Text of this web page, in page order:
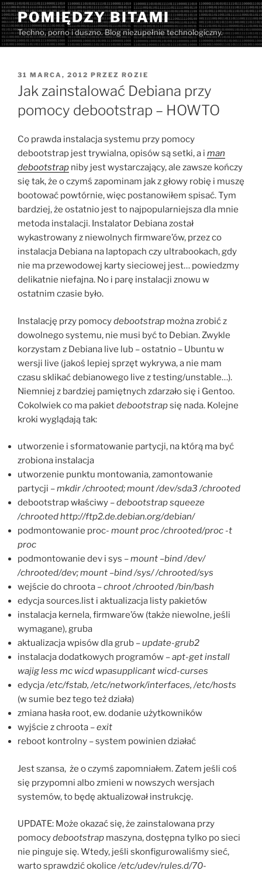
Przejdź
do
treści
POMIĘDZY BITAMI
Techno, porno i duszno. Blog niezupełnie technologiczny.
OPUBLIKOWANE
W
31 MARCA, 2012 PRZEZ ROZIE
Jak zainstalować Debiana przy
pomocy debootstrap – HOWTO
Co prawda instalacja systemu przy pomocy
debootstrap jest trywialna, opisów są setki, a i man
debootstrap niby jest wystarczający, ale zawsze kończy
się tak, że o czymś zapominam jak z głowy robię i muszę
bootować powtórnie, więc postanowiłem spisać. Tym
bardziej, że ostatnio jest to najpopularniejsza dla mnie
metoda instalacji. Instalator Debiana został
wykastrowany z niewolnych firmware’ów, przez co
instalacja Debiana na laptopach czy ultrabookach, gdy
nie ma przewodowej karty sieciowej jest… powiedzmy
delikatnie niefajna. No i parę instalacji znowu w
ostatnim czasie było.
Instalację przy pomocydebootstrap można zrobić z
dowolnego systemu, nie musi być to Debian. Zwykle
korzystam z Debiana live lub – ostatnio – Ubuntu w
wersji live (jakoś lepiej sprzęt wykrywa, a nie mam
czasu sklikać debianowego live z testing/unstable…).
Niemniej z bardziej pamiętnych zdarzało się i Gentoo.
Cokolwiek co ma pakietdebootstrapsię nada. Kolejne
kroki wyglądają tak:
utworzenie i sformatowanie partycji, na którą ma być
zrobiona instalacja
utworzenie punktu montowania, zamontowanie
partycji –mkdir /chrooted; mount /dev/sda3 /chrooted
debootstrap właściwy –debootstrap squeeze
/chrooted http://ftp2.de.debian.org/debian/
podmontowanie proc- mount proc /chrooted/proc -t
proc
podmontowanie dev i sys –mount –bind /dev/
/chrooted/dev; mount –bind /sys/ /chrooted/sys
wejście do chroota –chroot /chrooted /bin/bash
edycja sources.list i aktualizacja listy pakietów
instalacja kernela, firmware’ów (także niewolne, jeśli
wymagane), gruba
aktualizacja wpisów dla grub –update-grub2
instalacja dodatkowych programów –apt-get install
wajig less mc wicd wpasupplicant wicd-curses
edycja/etc/fstab, /etc/network/interfaces, /etc/hosts
(w sumie bez tego też działa)
zmiana hasła root, ew. dodanie użytkowników
wyjście z chroota –exit
reboot kontrolny – system powinien działać
Jest szansa, że o czymś zapomniałem. Zatem jeśli coś
się przypomni albo zmieni w nowszych wersjach
systemów, to będę aktualizował instrukcję.
UPDATE: Może okazać się, że zainstalowana przy
pomocydebootstrap maszyna, dostępna tylko po sieci
nie pinguje się. Wtedy, jeśli skonfigurowaliśmy sieć,
warto sprawdzić okolice /etc/udev/rules.d/70-